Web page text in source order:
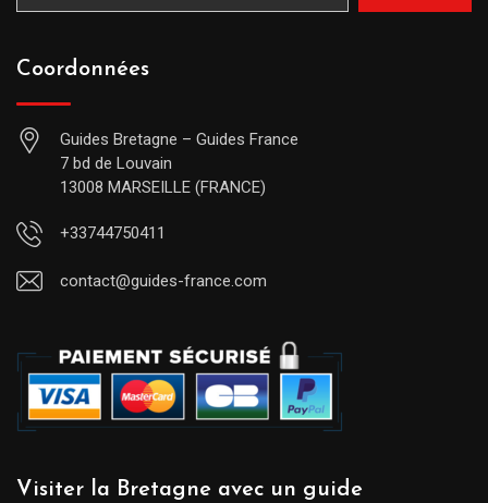
Coordonnées
Guides Bretagne – Guides France
7 bd de Louvain
13008 MARSEILLE (FRANCE)
+33744750411
contact@guides-france.com
Visiter la Bretagne avec un guide